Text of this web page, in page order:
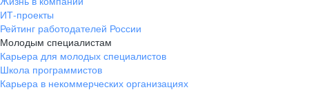
ИТ-проекты
Рейтинг работодателей России
Молодым специалистам
Карьера для молодых специалистов
Школа программистов
Карьера в некоммерческих организациях